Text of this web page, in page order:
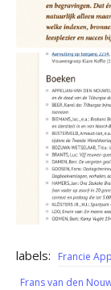
labels: Francie
Frans van den